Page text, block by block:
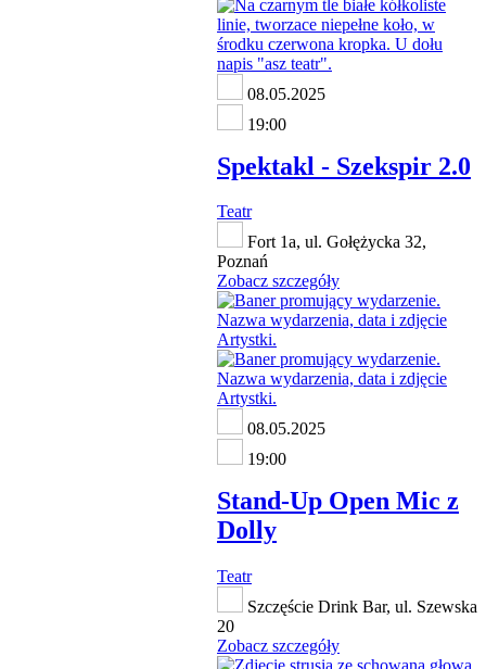
08.05.2025
19:00
Spektakl - Szekspir 2.0
Teatr
Fort 1a, ul. Gołężycka 32,
Poznań
Zobacz szczegóły
08.05.2025
19:00
Stand-Up Open Mic z
Dolly
Teatr
Szczęście Drink Bar, ul. Szewska
20
Zobacz szczegóły